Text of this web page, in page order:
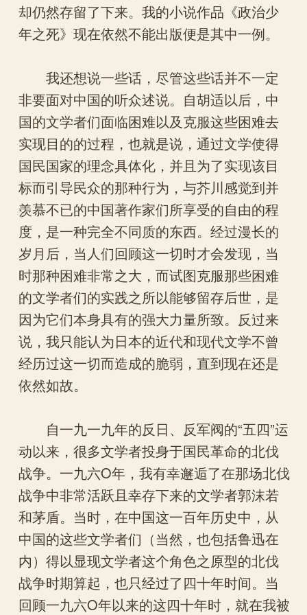
却仍然存留了下来。我的小说作品《政治少
年之死》现在依然不能出版便是其中一例。
我还想说一些话，尽管这些话并不一定
非要面对中国的听众述说。自胡适以后，中
国的文学者们面临困难以及克服这些困难去
实现目的的过程，也就是说，通过文学使得
国民国家的理念具体化，并且为了实现该目
标而引导民众的那种行为，与芥川感觉到并
羡慕不已的中国著作家们所享受的自由的程
度，是一种完全不同质的东西。经过漫长的
岁月后，当人们回顾这一切时才会发现，当
时那种困难非常之大，而试图克服那些困难
的文学者们的实践之所以能够留存后世，是
因为它们本身具有的强大力量所致。反过来
说，我只能认为日本的近代和现代文学不曾
经历过这一切而造成的脆弱，直到现在还是
依然如故。
自一九一九年的反日、反军阀的“五四”运
动以来，很多文学者投身于国民革命的北伐
战争。一九六O年，我有幸邂逅了在那场北伐
战争中非常活跃且幸存下来的文学者郭沫若
和茅盾。当时，在中国这一百年历史中，从
中国的这些文学者们（当然，也包括鲁迅在
内）得以显现文学者这个角色之原型的北伐
战争时期算起，也只经过了四十年时间。当
回顾一九六O年以来的这四十年时，就在我被